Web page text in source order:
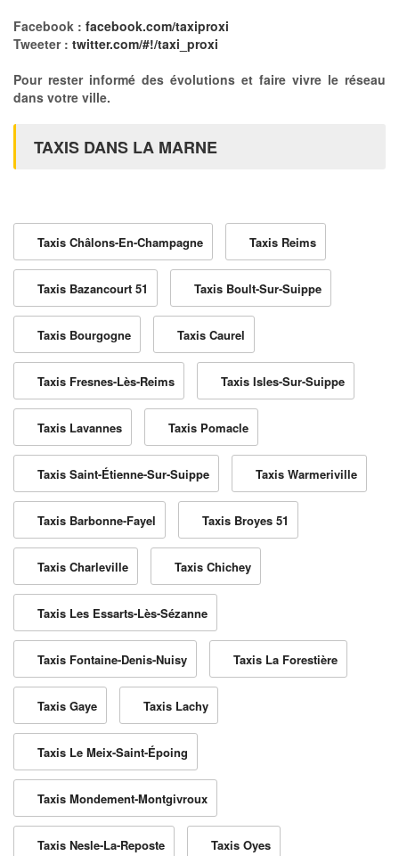
Facebook : facebook.com/taxiproxi
Tweeter : twitter.com/#!/taxi_proxi
Pour rester informé des évolutions et faire vivre le réseau
dans votre ville.
TAXIS DANS LA MARNE
Taxis Châlons-En-Champagne Taxis Reims
Taxis Bazancourt 51 Taxis Boult-Sur-Suippe
Taxis Bourgogne Taxis Caurel
Taxis Fresnes-Lès-Reims Taxis Isles-Sur-Suippe
Taxis Lavannes Taxis Pomacle
Taxis Saint-Étienne-Sur-Suippe Taxis Warmeriville
Taxis Barbonne-Fayel Taxis Broyes 51
Taxis Charleville Taxis Chichey
Taxis Les Essarts-Lès-Sézanne
Taxis Fontaine-Denis-Nuisy Taxis La Forestière
Taxis Gaye Taxis Lachy
Taxis Le Meix-Saint-Époing
Taxis Mondement-Montgivroux
Taxis Nesle-La-Reposte Taxis Oyes